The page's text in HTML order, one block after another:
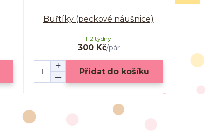
Buřtíky (peckové náušnice)
300 Kč/pár
1-2 týdny
Přidat do košíku